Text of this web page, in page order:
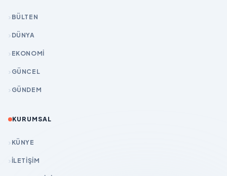
BÜLTEN
DÜNYA
EKONOMİ
GÜNCEL
GÜNDEM
KURUMSAL
KÜNYE
İLETIŞIM